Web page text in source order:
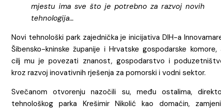
mjestu ima sve što je potrebno za razvoj novih
tehnologija…
Novi tehnološki park zajednička je inicijativa DIH-a
Šibensko-kninske županije i Hrvatske gospodarske komore,
cilj mu je povezati znanost, gospodarstvo i
kroz razvoj inovativnih rješenja za pomorski i vodni sektor.
Svečanom otvorenju nazočili su, među ostalima,
tehnološkog parka Krešimir Nikolić kao domaćin,